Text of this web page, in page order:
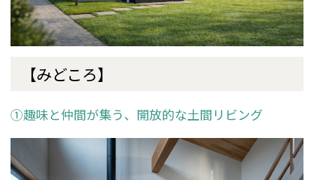
【みどころ】
①趣味と仲間が集う、開放的な土間リビング